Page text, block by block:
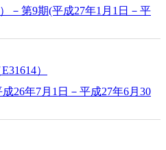
－第9期(平成27年1月1日－平
）
26年7月1日－平成27年6月30